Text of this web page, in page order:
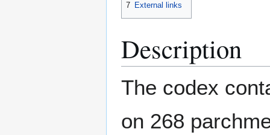
7 External links
Description
The codex
on 268